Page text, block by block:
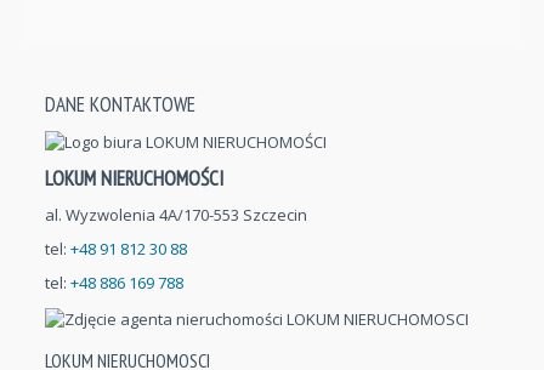
DANE KONTAKTOWE
LOKUM NIERUCHOMOŚCI
al. Wyzwolenia 4A/170-553 Szczecin
tel: +48 91 812 30 88
tel: +48 886 169 788
LOKUM NIERUCHOMOSCI